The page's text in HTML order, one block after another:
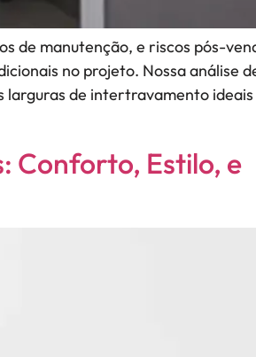
de manutenção, e riscos pós-
no projeto. Nossa análise
de intertravamento ideais
Conforto, Estilo, e